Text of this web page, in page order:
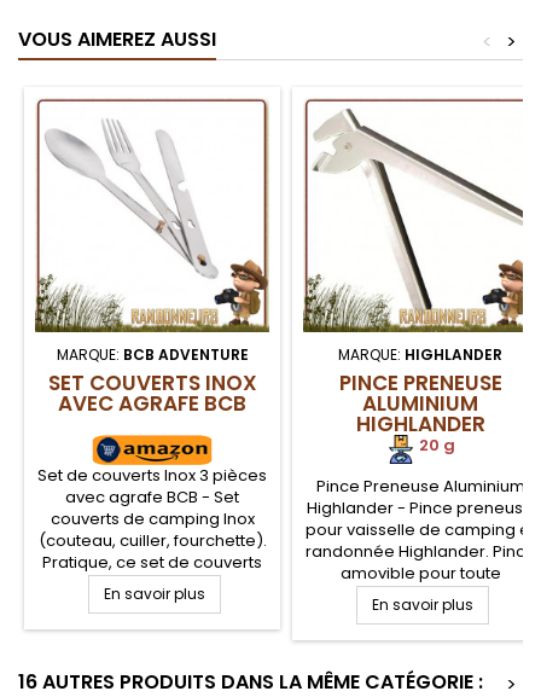
VOUS AIMEREZ AUSSI >
<
MARQUE: BCB ADVENTURE
SET COUVERTS INOX
AVEC AGRAFE BCB
Set de couverts Inox 3 pièces
avec agrafe BCB - Set
couverts de camping Inox
(couteau, cuiller, fourchette).
Pratique, ce set de couverts
en acier inoxydable sera très
robuste et adapté à tous les
terrains. Les élements se
agrafe, permettant de les
En savoir plus
MARQUE: HIGHLANDER
PINCE PRENEUSE
ALUMINIUM
HIGHLANDER
20 g
Pince Preneuse Aluminium
Highlander - Pince preneuse
pour vaisselle de camping et
randonnée Highlander. Pince
amovible pour toute
casserole, poele, assiette et
bol de camping. Poignée en
Aluminium ultra robuste et
randonneurs soucieux du
En savoir plus
16 AUTRES PRODUITS DANS LA MÊME CATÉGORIE :
>